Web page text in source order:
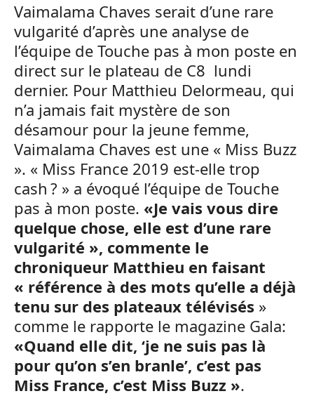
Vaimalama Chaves serait d’une rare
vulgarité d’après une analyse de
l’équipe de Touche pas à mon poste en
direct sur le plateau de C8 lundi
dernier. Pour Matthieu Delormeau, qui
n’a jamais fait mystère de son
désamour pour la jeune femme,
Vaimalama Chaves est une « Miss Buzz
». « Miss France 2019 est-elle trop
cash ? » a évoqué l’équipe de Touche
pas à mon poste. «Je vais vous dire
quelque chose, elle est d’une rare
vulgarité », commente le
chroniqueur Matthieu en faisant
« référence à des mots qu’elle a déjà
tenu sur des plateaux télévisés »
comme le rapporte le magazine Gala:
«Quand elle dit, ‘je ne suis pas là
pour qu’on s’en branle’, c’est pas
Miss France, c’est Miss Buzz ».